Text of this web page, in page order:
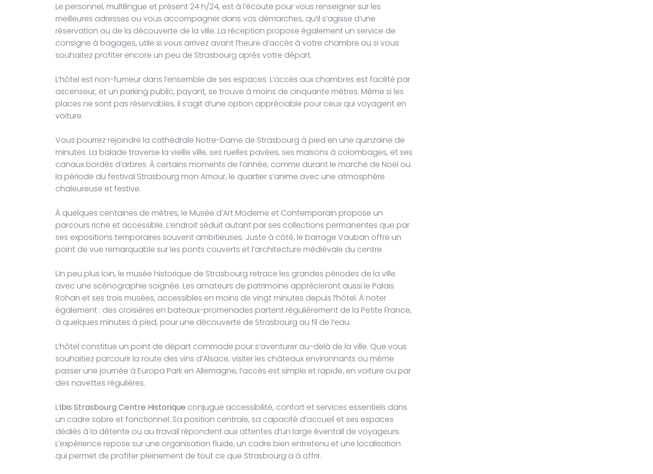
Le personnel, multilingue et présent 24 h/24, est à l’écoute pour vous renseigner sur les
meilleures adresses ou vous accompagner dans vos démarches, qu’il s’agisse d’une
réservation ou de la découverte de la ville. La réception propose également un service de
consigne à bagages, utile si vous arrivez avant l’heure d’accès à votre chambre ou si vous
souhaitez profiter encore un peu de Strasbourg après votre départ.
L’hôtel est non-fumeur dans l’ensemble de ses espaces. L’accès aux chambres est facilité par
ascenseur, et un parking public, payant, se trouve à moins de cinquante mètres. Même si les
places ne sont pas réservables, il s’agit d’une option appréciable pour ceux qui voyagent en
voiture.
Vous pourrez rejoindre la cathédrale Notre-Dame de Strasbourg à pied en une quinzaine de
minutes. La balade traverse la vieille ville, ses ruelles pavées, ses maisons à colombages, et ses
canaux bordés d’arbres. À certains moments de l’année, comme durant le marché de Noël ou
la période du festival Strasbourg mon Amour, le quartier s’anime avec une atmosphère
chaleureuse et festive.
À quelques centaines de mètres, le Musée d’Art Moderne et Contemporain propose un
parcours riche et accessible. L’endroit séduit autant par ses collections permanentes que par
ses expositions temporaires souvent ambitieuses. Juste à côté, le barrage Vauban offre un
point de vue remarquable sur les ponts couverts et l’architecture médiévale du centre.
Un peu plus loin, le musée historique de Strasbourg retrace les grandes périodes de la ville
avec une scénographie soignée. Les amateurs de patrimoine apprécieront aussi le Palais
Rohan et ses trois musées, accessibles en moins de vingt minutes depuis l’hôtel. À noter
également : des croisières en bateaux-promenades partent régulièrement de la Petite France,
à quelques minutes à pied, pour une découverte de Strasbourg au fil de l’eau.
L’hôtel constitue un point de départ commode pour s’aventurer au-delà de la ville. Que vous
souhaitiez parcourir la route des vins d’Alsace, visiter les châteaux environnants ou même
passer une journée à Europa Park en Allemagne, l’accès est simple et rapide, en voiture ou par
des navettes régulières.
L’ibis Strasbourg Centre Historique conjugue accessibilité, confort et services essentiels dans
un cadre sobre et fonctionnel. Sa position centrale, sa capacité d’accueil et ses espaces
dédiés à la détente ou au travail répondent aux attentes d’un large éventail de voyageurs.
L’expérience repose sur une organisation fluide, un cadre bien entretenu et une localisation
qui permet de profiter pleinement de tout ce que Strasbourg a à offrir.